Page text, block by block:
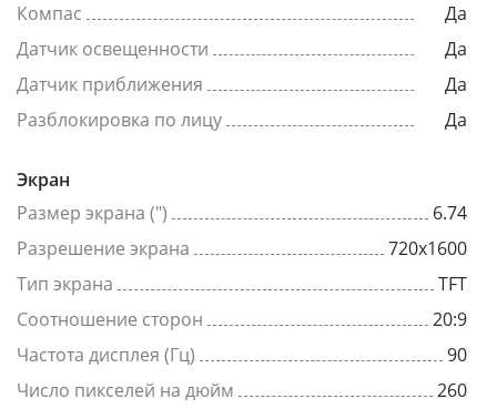
Компас
Да
Датчик освещенности
Да
Датчик приближения
Да
Разблокировка по лицу
Да
Экран
Размер экрана (")
6.74
Разрешение экрана
720x1600
Тип экрана
TFT
Соотношение сторон
20:9
Частота дисплея (Гц)
90
Число пикселей на дюйм
260